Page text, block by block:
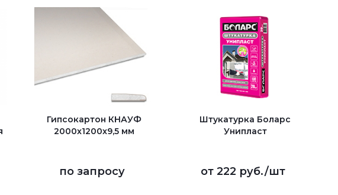
Гипсокартон КНАУФ
2000x1200x9,5 мм
по запросу
Штукатурка Боларс
Унипласт
от 222 руб./шт